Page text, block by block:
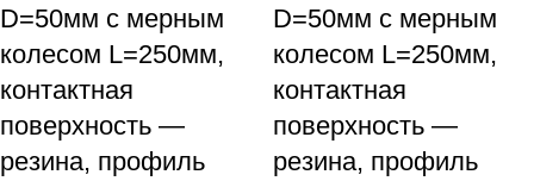
D=50мм с мерным
колесом L=250мм,
контактная
поверхность —
резина, профиль
D=50мм с мерным
колесом L=250мм,
контактная
поверхность —
резина, профиль